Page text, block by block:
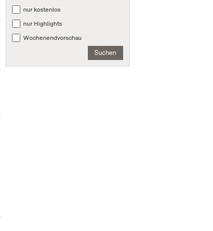
nur kostenlos
nur Highlights
Wochenendvorschau
Suchen